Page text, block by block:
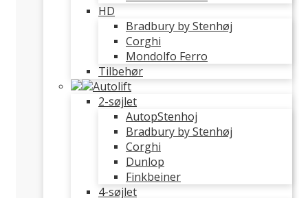
HD
Bradbury by Stenhøj
Corghi
Mondolfo Ferro
Tilbehør
Autolift
2-søjlet
AutopStenhoj
Bradbury by Stenhøj
Corghi
Dunlop
Finkbeiner
4-søjlet